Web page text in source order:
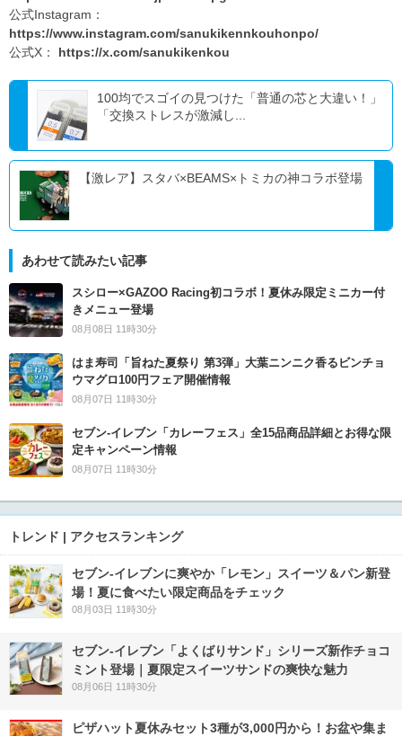
公式Instagram：
https://www.instagram.com/sanukikennkouhonpo/
公式X： https://x.com/sanukikenkou
100均でスゴイの見つけた「普通の芯と大違い！」
「交換ストレスが激減し...
【激レア】スタバ×BEAMS×トミカの神コラボ登場
あわせて読みたい記事
スシロー×GAZOO Racing初コラボ！夏休み限定ミニカー付
きメニュー登場
08月08日 11時30分
はま寿司「旨ねた夏祭り 第3弾」大葉ニンニク香るビンチョ
ウマグロ100円フェア開催情報
08月07日 11時30分
セブン‐イレブン「カレーフェス」全15品商品詳細とお得な限
定キャンペーン情報
08月07日 11時30分
トレンド | アクセスランキング
セブン‐イレブンに爽やか「レモン」スイーツ＆パン新登
場！夏に食べたい限定商品をチェック
08月03日 11時30分
セブン‐イレブン「よくばりサンド」シリーズ新作チョコ
ミント登場｜夏限定スイーツサンドの爽快な魅力
08月06日 11時30分
ピザハット夏休みセット3種が3,000円から！お盆や集ま